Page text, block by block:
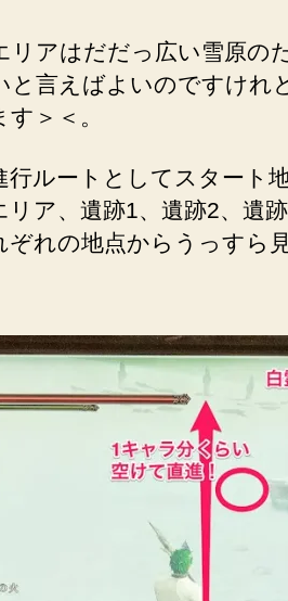
リアはだだっ広い雪原の
と言えばよいのですけれ
＞＜。
行ルートとしてスタート
リア、遺跡1、遺跡2、遺
ぞれの地点からうっすら